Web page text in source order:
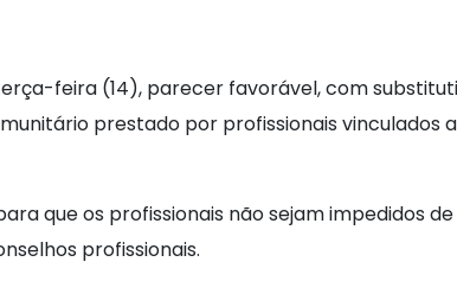
feira (14), parecer favorável, com
prestado por profissionais vinculados a
que os profissionais não sejam impedidos
profissionais.